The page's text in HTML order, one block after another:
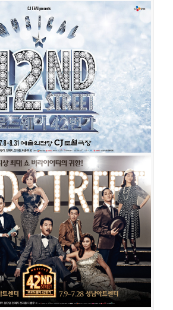
10-08
최정원배해선전수경김경선 오소연
전예지
08-28
토월극장
김선경최정원임혜영에녹임기홍 김경선
08-31
월극장
박해미홍지민전재홍이충주최우리 전예지